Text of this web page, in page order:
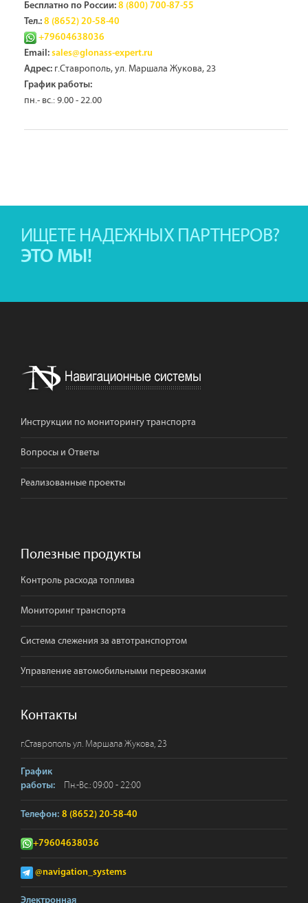
Бесплатно по России: 8 (800) 700-87-55
Тел.: 8 (8652) 20-58-40
+79604638036
Email: sales@glonass-expert.ru
Адрес: г.Ставрополь, ул. Маршала Жукова, 23
График работы:
пн.- вс.: 9.00 - 22.00
ИЩЕТЕ НАДЕЖНЫХ ПАРТНЕРОВ?
ЭТО МЫ!
Инструкции по мониторингу транспорта
Вопросы и Ответы
Реализованные проекты
Полезные продукты
Контроль расхода топлива
Мониторинг транспорта
Система слежения за автотранспортом
Управление автомобильными перевозками
Контакты
г.Ставропольул. Маршала Жукова, 23
График
работы:
Пн.-Вс.: 09:00 - 22:00
Телефон: 8 (8652) 20-58-40
+79604638036
@navigation_systems
Электронная